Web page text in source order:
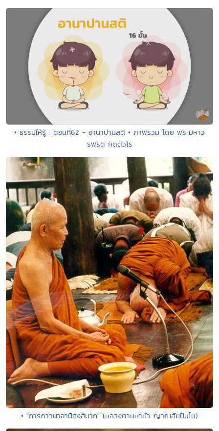
• ธรรมให้รู้ : ตอนที่62 - อานาปานสติ • ภาพรวม โดย พระมหาว
รพรต กิตติวโร
• "การภาวนาอานิสงส์มาก" (หลวงตามหาบัว ญาณสัมปันโน)